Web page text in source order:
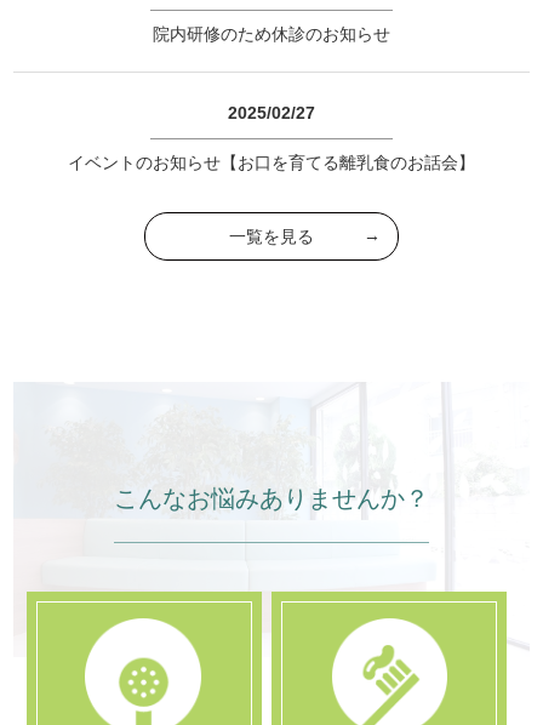
院内研修のため休診のお知らせ
2025/02/27
イベントのお知らせ【お口を育てる離乳食のお話会】
一覧を見る
こんなお悩みありませんか？